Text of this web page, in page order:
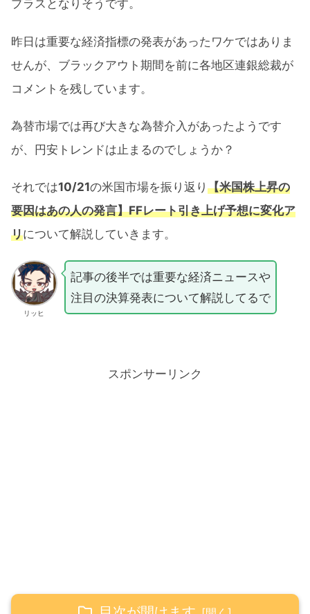
プラスとなりそうです。
昨日は重要な経済指標の発表があったワケではありま
せんが、ブラックアウト期間を前に各地区連銀総裁が
コメントを残しています。
為替市場では再び大きな為替介入があったようです
が、円安トレンドは止まるのでしょうか？
それでは10/21の米国市場を振り返り 【米国株上昇の
要因はあの人の発言】FFレート引き上げ予想に変化ア
リについて解説していきます。
リッヒ
記事の後半では重要な経済ニュースや
注目の決算発表について解説してるで
スポンサーリンク